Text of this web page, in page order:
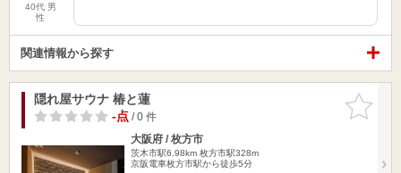
40代 男
性
関連情報から探す
お気に入
りに追加
隠れ屋サウナ 椿と蓮
-点/ 0 件
大阪府 / 枚方市
茨木市駅6.98km 枚方市駅328m
京阪電車枚方市駅から徒歩5分